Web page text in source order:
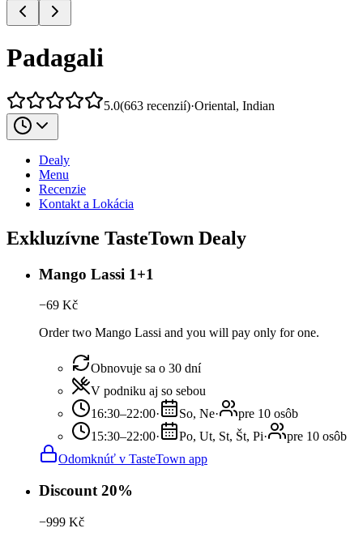
Padagali
5.0(663 recenzií)·Oriental, Indian
Dealy
Menu
Recenzie
Kontakt a Lokácia
Exkluzívne TasteTown Dealy
Mango Lassi 1+1
−69 Kč
Order two Mango Lassi and you will pay only for one.
Obnovuje sa o 30 dní
V podniku aj so sebou
16:30–22:00· So, Ne·
pre 10 osôb
15:30–22:00· Po, Ut, St, Št, Pi·
pre 10 osôb
Odomknúť v TasteTown app
Discount 20%
−999 Kč